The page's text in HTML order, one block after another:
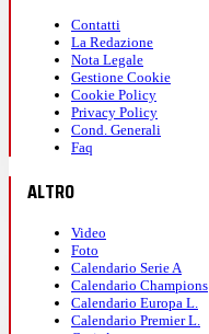
Contatti
La Redazione
Nota Legale
Gestione Cookie
Cookie Policy
Privacy Policy
Cond. Generali
Faq
ALTRO
Video
Foto
Calendario Serie A
Calendario Champions
Calendario Europa L.
Calendario Premier L.